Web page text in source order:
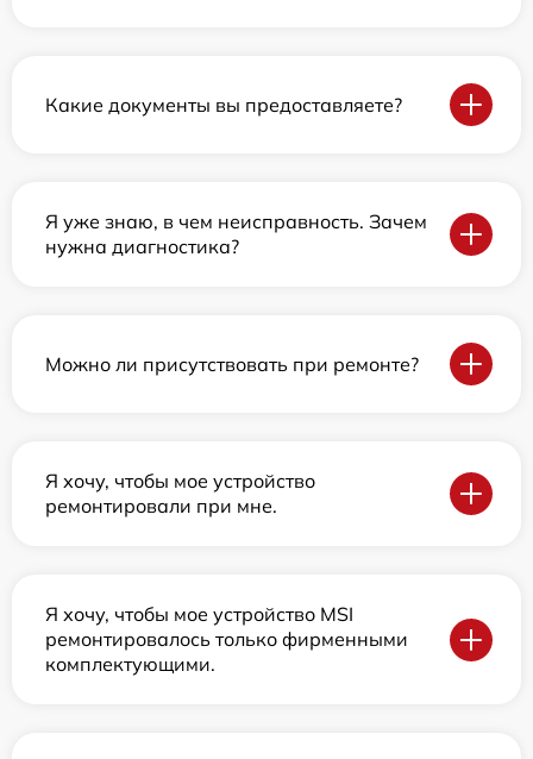
Какие документы вы предоставляете?
Я уже знаю, в чем неисправность. Зачем
нужна диагностика?
Можно ли присутствовать при ремонте?
Я хочу, чтобы мое устройство
ремонтировали при мне.
Я хочу, чтобы мое устройство MSI
ремонтировалось только фирменными
комплектующими.